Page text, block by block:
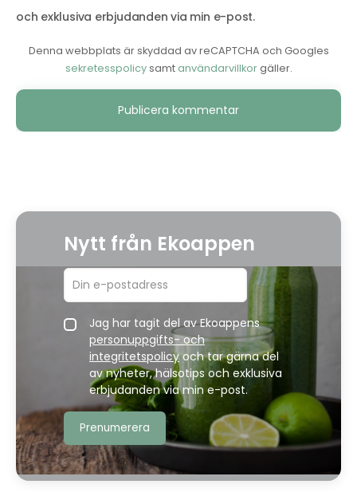
och exklusiva erbjudanden via min e-post.
Denna webbplats är skyddad av reCAPTCHA och Googles
sekretesspolicysamtanvändarvillkorgäller.
Alternative:
Nytt från Ekoappen
Jag har tagit del av Ekoappens
personuppgifts- och
integritetspolicyoch tar gärna del
av nyheter, hälsotips och exklusiva
erbjudanden via min e-post.